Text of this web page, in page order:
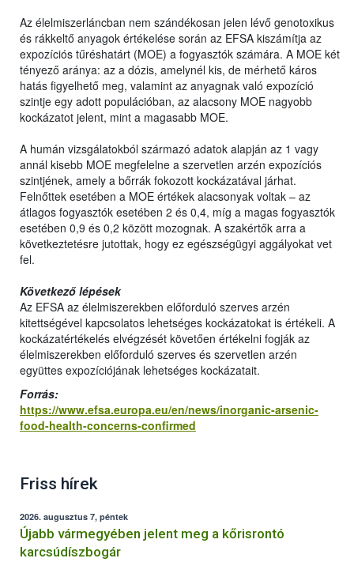
Az élelmiszerláncban nem szándékosan jelen lévő genotoxikus
és rákkeltő anyagok értékelése során az EFSA kiszámítja az
expozíciós tűréshatárt (MOE) a fogyasztók számára. A MOE két
tényező aránya: az a dózis, amelynél kis, de mérhető káros
hatás figyelhető meg, valamint az anyagnak való expozíció
szintje egy adott populációban, az alacsony MOE nagyobb
kockázatot jelent, mint a magasabb MOE.
A humán vizsgálatokból származó adatok alapján az 1 vagy
annál kisebb MOE megfelelne a szervetlen arzén expozíciós
szintjének, amely a bőrrák fokozott kockázatával járhat.
Felnőttek esetében a MOE értékek alacsonyak voltak – az
átlagos fogyasztók esetében 2 és 0,4, míg a magas fogyasztók
esetében 0,9 és 0,2 között mozognak. A szakértők arra a
következtetésre jutottak, hogy ez egészségügyi aggályokat vet
fel.
Következő lépések
Az EFSA az élelmiszerekben előforduló szerves arzén
kitettségével kapcsolatos lehetséges kockázatokat is értékeli. A
kockázatértékelés elvégzését követően értékelni fogják az
élelmiszerekben előforduló szerves és szervetlen arzén
együttes expozíciójának lehetséges kockázatait.
Forrás:
https://www.efsa.europa.eu/en/news/inorganic-arsenic-
food-health-concerns-confirmed
Friss hírek
2026. augusztus 7, péntek
Újabb vármegyében jelent meg a kőrisrontó
karcsúdíszbogár